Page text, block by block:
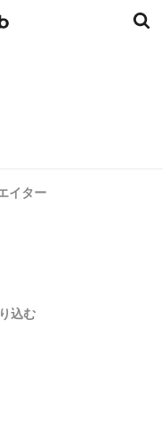
イター
込む